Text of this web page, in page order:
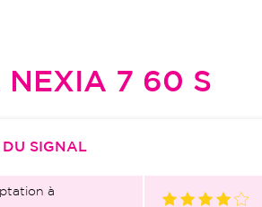
NEXIA 7 60 S
DU SIGNAL
à